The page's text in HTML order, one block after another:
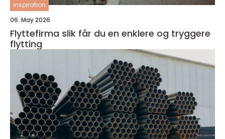
inspiration
06. May 2026
Flyttefirma slik får du en enklere og tryggere
flytting